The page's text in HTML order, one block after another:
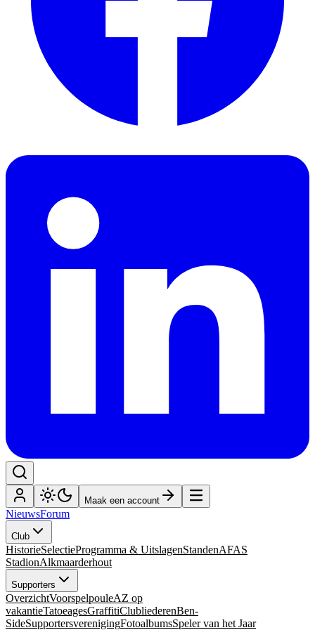
Maak een account
NieuwsForum
Club
HistorieSelectieProgramma & UitslagenStandenAFAS
StadionAlkmaarderhout
Supporters
OverzichtVoorspelpouleAZ op
vakantieTatoeagesGraffitiClubliederenBen-
SideSupportersverenigingFotoalbumsSpeler van het Jaar